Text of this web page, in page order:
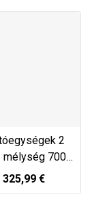
2
mélység 700
mm
325,99 €